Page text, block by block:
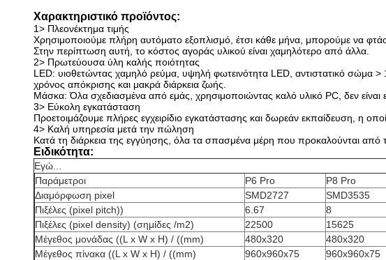
Χαρακτηριστικό προϊόντος:
1> Πλεονέκτημα τιμής
Χρησιμοποιούμε πλήρη αυτόματο εξοπλισμό, έτσι κάθε μήνα, μπορούμε να
Στην περίπτωση αυτή, το κόστος αγοράς υλικού είναι χαμηλότερο από άλλα.
2> Πρωτεύουσα ύλη καλής ποιότητας
LED: υιοθετώντας χαμηλό ρεύμα, υψηλή φωτεινότητα LED, αντιστατικό σώμα
χρόνος απόκρισης και μακρά διάρκεια ζωής.
Μάσκα: Όλα σχεδιασμένα από εμάς, χρησιμοποιώντας καλό υλικό PC, δεν
3> Εύκολη εγκατάσταση
Προετοιμάζουμε πλήρες εγχειρίδιο εγκατάστασης και δωρεάν εκπαίδευση, η
4> Καλή υπηρεσία μετά την πώληση
Κατά τη διάρκεια της εγγύησης, όλα τα σπασμένα μέρη που προκαλούνται
Ειδικότητα:
Εγώ...
Παράμετροι
P6 Pro P8 Pro
Διαμόρφωση pixel
SMD2727 SMD3535
Πιξέλες (pixel pitch))
6.67 8
Πιξέλες (pixel density) (σημίδες /m2)
22500 15625
Μέγεθος μονάδας ((L x W x H) / ((mm)
480x320 480x320
Μέγεθος πίνακα ((L x W x H) / ((mm)
960x960x75 960x960x75